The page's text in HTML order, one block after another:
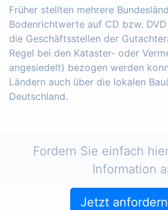
Früher stellten mehrere
Bodenrichtwerte auf CD bzw.
die Geschäftsstellen der
Regel bei den Kataster- oder
angesiedelt) bezogen werden
Ländern auch über die lokalen
Deutschland.
Fordern Sie einfach
Information
Jetzt anfordern